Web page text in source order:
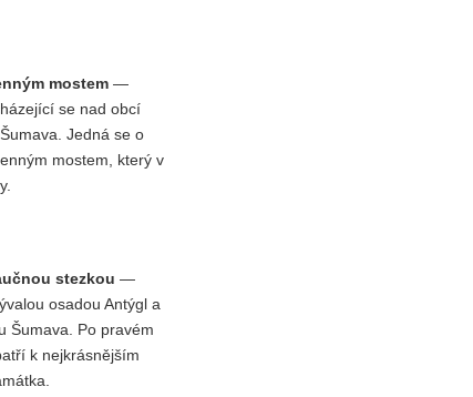
mostem —
se nad obcí
Jedná se o
mostem, který v
stezkou —
osadou Antýgl a
Šumava. Po pravém
k nejkrásnějším